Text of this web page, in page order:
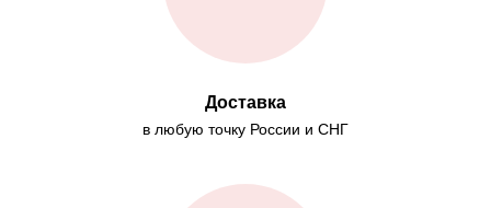
Доставка
в любую точку России и СНГ